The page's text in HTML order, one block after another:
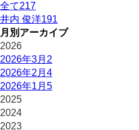
全て217
井内 俊洋191
月別アーカイブ
2026
2026年3月 2
2026年2月 4
2026年1月 5
2025
2024
2023